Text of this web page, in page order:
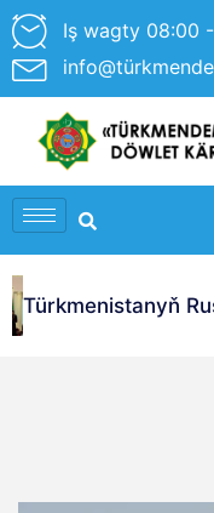
Iş wagty 08:00 -
Türkmenistanyň